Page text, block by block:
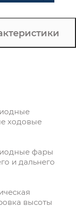
ходовые
фары
и дальнего
высоты